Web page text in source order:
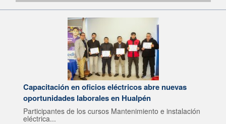
Capacitación en oficios eléctricos abre nuevas
oportunidades laborales en Hualpén
Participantes de los cursos Mantenimiento e instalación
eléctrica...